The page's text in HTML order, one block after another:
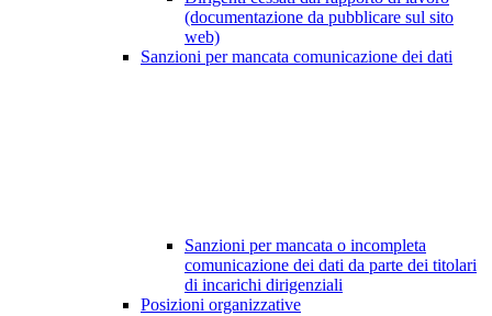
(documentazione da pubblicare sul sito
web)
Sanzioni per mancata comunicazione dei dati
Sanzioni per mancata o incompleta
comunicazione dei dati da parte dei titolari
di incarichi dirigenziali
Posizioni organizzative